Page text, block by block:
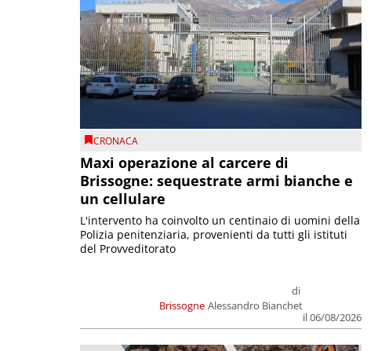
CRONACA
Maxi operazione al carcere di
Brissogne: sequestrate armi bianche e
un cellulare
Brissogne
di
Alessandro Bianchet
il 06/08/2026
L'intervento ha coinvolto un centinaio di uomini della
Polizia penitenziaria, provenienti da tutti gli istituti
del Provveditorato